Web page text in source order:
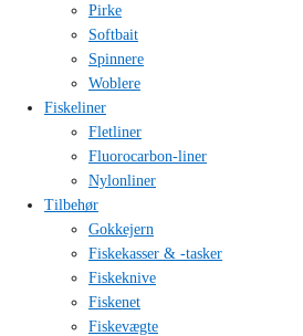
Pirke
Softbait
Spinnere
Woblere
Fiskeliner
Fletliner
Fluorocarbon-liner
Nylonliner
Tilbehør
Gokkejern
Fiskekasser & -tasker
Fiskeknive
Fiskenet
Fiskevægte